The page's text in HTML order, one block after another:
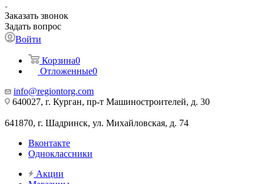
Заказать звонок
Задать вопрос
Войти
Корзина0
Отложенные0
info@regiontorg.com
640027, г. Курган, пр-т Машиностроителей, д. 30
641870, г. Шадринск, ул. Михайловская, д. 74
Вконтакте
Одноклассники
Акции